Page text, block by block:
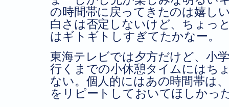
の時間帯に戻ってきたのは嬉し
白さは否定しないけど、ちょっ
はギトギトしすぎてたかなー。
東海テレビでは夕方だけど、小
行くまでの小休憩タイムにはち
ない。個人的にはあの時間帯は
をリピートしておいてほしかっ